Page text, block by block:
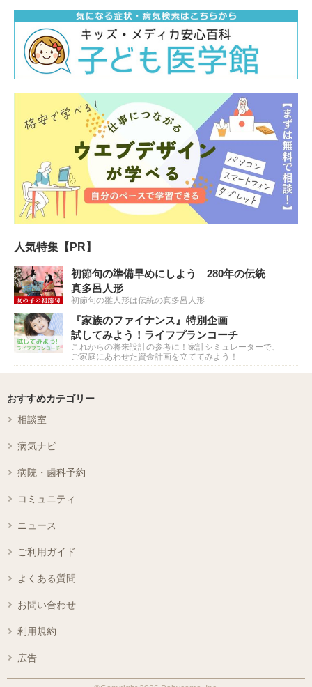
人気特集【PR】
初節句の準備早めにしよう 280年の伝統
真多呂人形
初節句の雛人形は伝統の真多呂人形
『家族のファイナンス』特別企画
試してみよう！ライフプランコーチ
これからの将来設計の参考に！家計シミュレーターで、
ご家庭にあわせた資金計画を立ててみよう！
おすすめカテゴリー
相談室
病気ナビ
病院・歯科予約
コミュニティ
ニュース
ご利用ガイド
よくある質問
お問い合わせ
利用規約
広告